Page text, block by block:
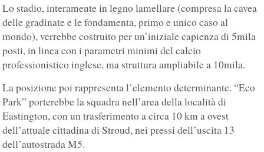
Lo stadio, interamente in legno lamellare (compresa la cavea
delle gradinate e le fondamenta, primo e unico caso al
mondo), verrebbe costruito per un’iniziale capienza di 5mila
posti, in linea con i parametri minimi del calcio
professionistico inglese, ma struttura ampliabile a 10mila.
La posizione poi rappresenta l’elemento determinante. “Eco
Park” porterebbe la squadra nell’area della località di
Eastington, con un trasferimento a circa 10 km a ovest
dell’attuale cittadina di Stroud, nei pressi dell’uscita 13
dell’autostrada M5.